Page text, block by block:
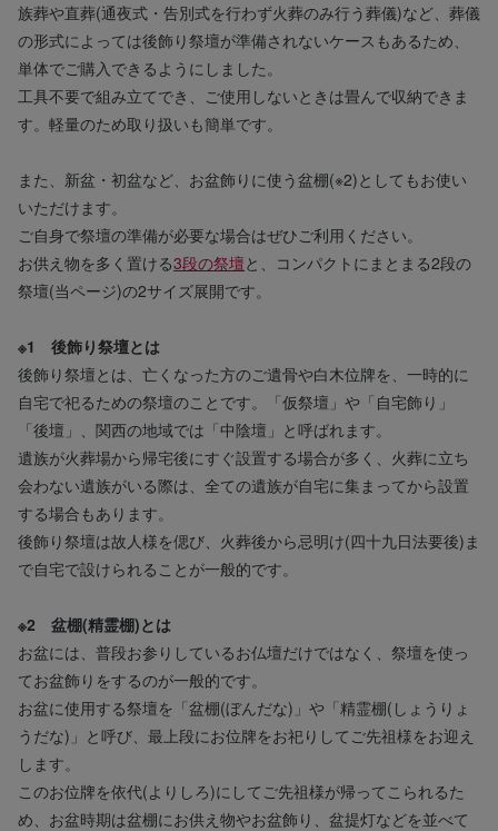
族葬や直葬(通夜式・告別式を行わず火葬のみ行う葬儀)など、葬儀
の形式によっては後飾り祭壇が準備されないケースもあるため、
単体でご購入できるようにしました。
工具不要で組み立てでき、ご使用しないときは畳んで収納できま
す。軽量のため取り扱いも簡単です。
また、新盆・初盆など、お盆飾りに使う盆棚(※2)としてもお使い
いただけます。
ご自身で祭壇の準備が必要な場合はぜひご利用ください。
お供え物を多く置ける3段の祭壇と、コンパクトにまとまる2段の
祭壇(当ページ)の2サイズ展開です。
※1 後飾り祭壇とは
後飾り祭壇とは、亡くなった方のご遺骨や白木位牌を、一時的に
自宅で祀るための祭壇のことです。「仮祭壇」や「自宅飾り」
「後壇」、関西の地域では「中陰壇」と呼ばれます。
遺族が火葬場から帰宅後にすぐ設置する場合が多く、火葬に立ち
会わない遺族がいる際は、全ての遺族が自宅に集まってから設置
する場合もあります。
後飾り祭壇は故人様を偲び、火葬後から忌明け(四十九日法要後)ま
で自宅で設けられることが一般的です。
※2 盆棚(精霊棚)とは
お盆には、普段お参りしているお仏壇だけではなく、祭壇を使っ
てお盆飾りをするのが一般的です。
お盆に使用する祭壇を「盆棚(ぼんだな)」や「精霊棚(しょうりょ
うだな)」と呼び、最上段にお位牌をお祀りしてご先祖様をお迎え
します。
このお位牌を依代(よりしろ)にしてご先祖様が帰ってこられるた
め、お盆時期は盆棚にお供え物やお盆飾り、盆提灯などを並べて